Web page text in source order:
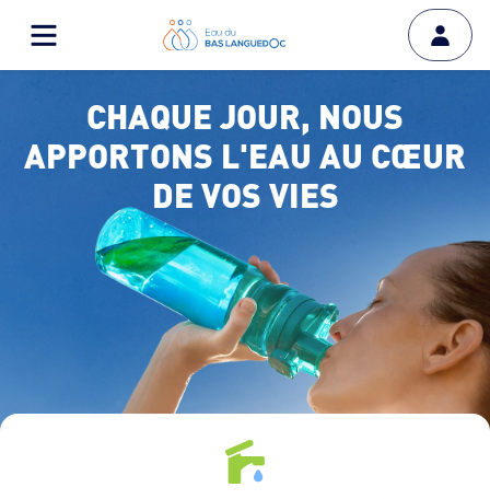
CHAQUE JOUR, NOUS
APPORTONS L'EAU AU CŒUR
DE VOS VIES